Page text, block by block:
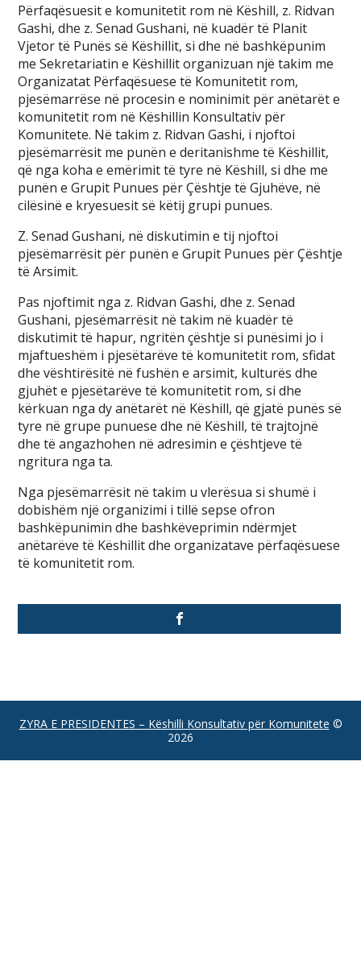
Përfaqësuesit e komunitetit rom në Këshill, z. Ridvan
Gashi, dhe z. Senad Gushani, në kuadër të Planit
Vjetor të Punës së Këshillit, si dhe në bashkëpunim
me Sekretariatin e Këshillit organizuan një takim me
Organizatat Përfaqësuese të Komunitetit rom,
pjesëmarrëse në procesin e nominimit për anëtarët e
komunitetit rom në Këshillin Konsultativ për
Komunitete. Në takim z. Ridvan Gashi, i njoftoi
pjesëmarrësit me punën e deritanishme të Këshillit,
që nga koha e emërimit të tyre në Këshill, si dhe me
punën e Grupit Punues për Çështje të Gjuhëve, në
cilësinë e kryesuesit së këtij grupi punues.
Z. Senad Gushani, në diskutimin e tij njoftoi
pjesëmarrësit për punën e Grupit Punues për Çështje
të Arsimit.
Pas njoftimit nga z. Ridvan Gashi, dhe z. Senad
Gushani, pjesëmarrësit në takim në kuadër të
diskutimit të hapur, ngritën çështje si punësimi jo i
mjaftueshëm i pjesëtarëve të komunitetit rom, sfidat
dhe vështirësitë në fushën e arsimit, kulturës dhe
gjuhët e pjesëtarëve të komunitetit rom, si dhe
kërkuan nga dy anëtarët në Këshill, që gjatë punës së
tyre në grupe punuese dhe në Këshill, të trajtojnë
dhe të angazhohen në adresimin e çështjeve të
ngritura nga ta.
Nga pjesëmarrësit në takim u vlerësua si shumë i
dobishëm një organizimi i tillë sepse ofron
bashkëpunimin dhe bashkëveprimin ndërmjet
anëtarëve të Këshillit dhe organizatave përfaqësuese
të komunitetit rom.
ZYRA E PRESIDENTES – Këshilli Konsultativ për Komunitete ©
2026